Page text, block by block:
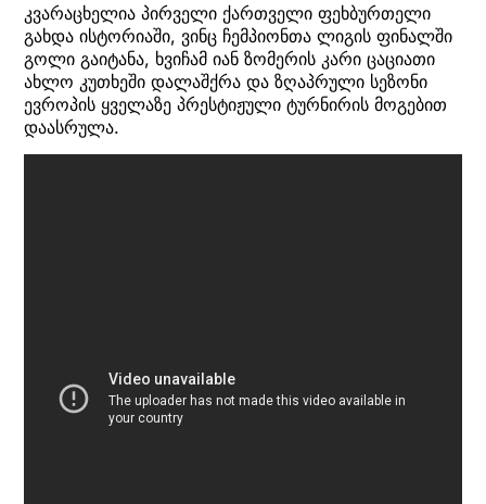
კვარაცხელია პირველი ქართველი ფეხბურთელი
გახდა ისტორიაში, ვინც ჩემპიონთა ლიგის ფინალში
გოლი გაიტანა, ხვიჩამ იან ზომერის კარი ცაციათი
ახლო კუთხეში დალაშქრა და ზღაპრული სეზონი
ევროპის ყველაზე პრესტიჟული ტურნირის მოგებით
დაასრულა.